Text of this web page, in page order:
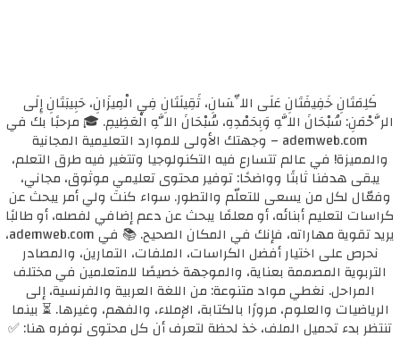
كَلِمَتَانِ خَفِيفَتَانِ عَلَى اللِّسَانِ، ثَقِيلَتَانِ فِي الْمِيزَانِ، حَبِيبَتَانِ إِلَى
الرَّحْمَنِ: سُبْحَانَ اللَّهِ وَبِحَمْدِهِ، سُبْحَانَ اللَّهِ الْعَظِيمِ. 🎓 مرحبًا بك في
ademweb.com – وجهتك الأولى للموارد التعليمية المجانية
والمميزة! في عالم تتسارع فيه التكنولوجيا وتتغير فيه طرق التعلم،
يبقى هدفنا ثابتًا وواضحًا: توفير محتوى تعليمي موثوق، مجاني،
وفعّال لكل من يسعى للتعلّم والتطور. سواء كنتَ ولي أمر يبحث عن
كراسات لتعليم أبنائه، أو معلمًا يبحث عن دعم إضافي لفصله، أو طالبًا
يريد تقوية مهاراته، فإنك في المكان الصحيح. 📚 في ademweb.com،
نحرص على اختيار أفضل الكراسات، الملفات، التمارين، والمصادر
التربوية المصممة بعناية، والموجهة خصيصًا للمتعلمين في مختلف
المراحل. نغطي مواد متنوعة: من اللغة العربية والفرنسية، إلى
الرياضيات والعلوم، مرورًا بالكتابة، الإملاء، والفهم، وغيرها. ⏳ بينما
تنتظر بدء تحميل الملف، خذ لحظة لتعرف أن كل محتوى نوفره هنا: ✅